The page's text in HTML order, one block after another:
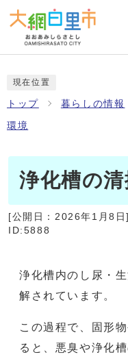
現在位置
トップ 暮らしの情報
環境
浄化槽の
[公開日： 2026年1月8日]
ID:5888
浄化槽内のし尿・
解されています。
この過程で、固形
ると、悪臭や浄化